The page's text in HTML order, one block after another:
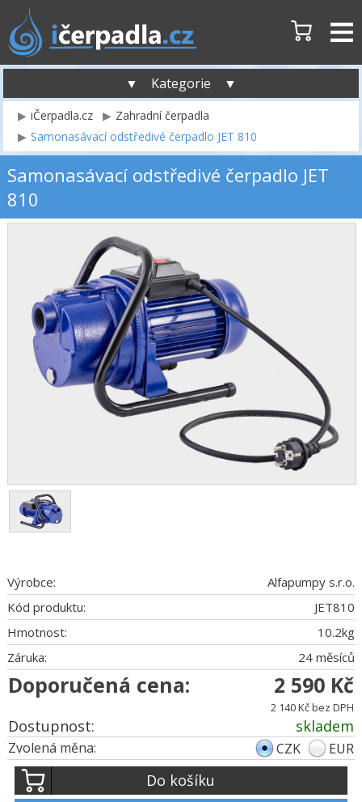
▼ Kategorie ▼
iČerpadla.cz
Zahradní čerpadla
Samonasávací odstředivé čerpadlo JET 810
Samonasávací odstředivé čerpadlo JET
810
Výrobce:
Alfapumpy s.r.o.
Kód produktu:
JET810
Hmotnost:
10.2kg
Záruka:
24 měsíců
Doporučená cena: 2 590 Kč
2 140 Kč bez DPH
Dostupnost: skladem
Zvolená měna: CZK EUR
Do košíku